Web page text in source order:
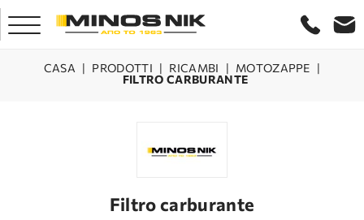
CASA | PRODOTTI | RICAMBI | MOTOZAPPE |
FILTRO CARBURANTE
Filtro carburante